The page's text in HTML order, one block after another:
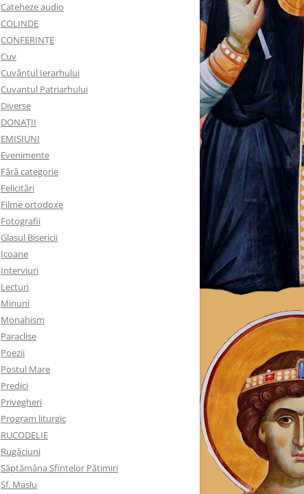
Cateheze audio
COLINDE
CONFERINȚE
Cuv
Cuvântul Ierarhului
Cuvantul Patriarhului
Diverse
DONAȚII
EMISIUNI
Evenimente
Fără categorie
Felicitări
Filme ortodoxe
Fotografii
Glasul Bisericii
Icoane
Interviuri
Lecturi
Minuni
Monahism
Paraclise
Poezii
Postul Mare
Predici
Privegheri
Program liturgic
RUCODELIE
Rugăciuni
Săptămâna Sfintelor Pătimiri
Sf. Maslu